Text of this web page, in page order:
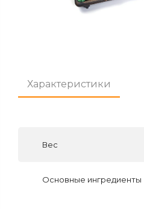
Характеристики
Вес
Основные ингредиенты